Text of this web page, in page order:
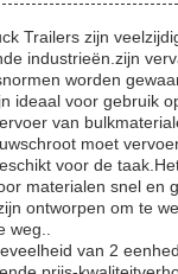
Trailers zijn
industrieën.zijn
worden
ideaal voor gebruik
van
moet
voor de
materialen snel en
ontworpen om te
van 2